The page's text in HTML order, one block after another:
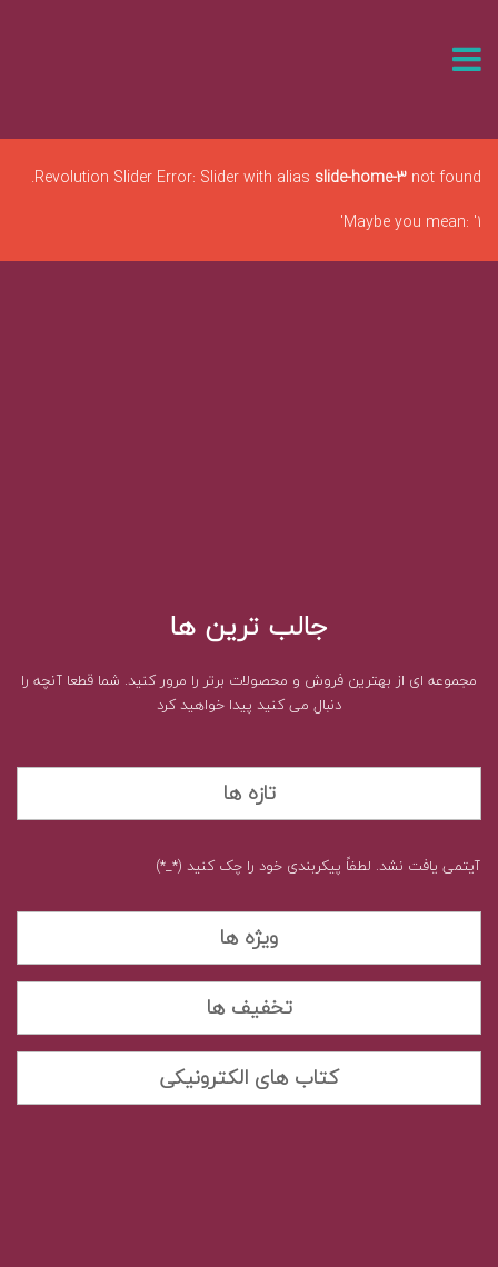
Revolution Slider Error: Slider with alias slide-home-3 not found.
Maybe you mean: '1'
جالب ترین ها
مجموعه ای از بهترین فروش و محصولات برتر را مرور کنید. شما قطعا آنچه را
دنبال می کنید پیدا خواهید کرد
تازه ها
آیتمی یافت نشد. لطفاً پیکربندی خود را چک کنید (*_*)
ویژه ها
تخفیف ها
کتاب های الکترونیکی